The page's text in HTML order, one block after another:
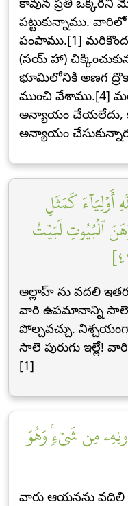
పట్టుకున్నాము.
పంపాము.[1]
(సయ్ హా)
భూమిలోనికి అణగ
ముంచి వేశాము.[4]
అన్యాయం చేయలేదు,
అన్యాయం
أَوۡلِيَآءَ كَمَثَلِ
ٱلۡبُيُوتِ لَبَيۡتُ
అల్లాహ్ ను వదలి
వారి ఉపమానాన్ని సాలె
పోల్చవచ్చు.
సాలె పురుగు ఇల్లే!
[1]
مِن شَيۡءٖۚ وَهُوَ
వారు ఆయనను వదిలి